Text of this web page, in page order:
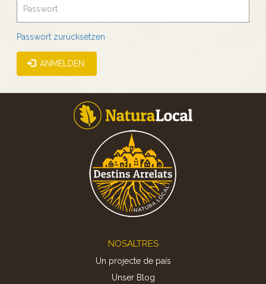
Passwort zurücksetzen
ANMELDEN
NOSALTRES
Un projecte de país
Unser Blog